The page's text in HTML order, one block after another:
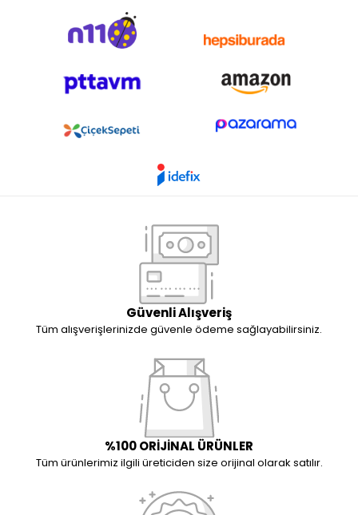
Güvenli Alışveriş
Tüm alışverişlerinizde güvenle ödeme sağlayabilirsiniz.
%100 ORİJİNAL ÜRÜNLER
Tüm ürünlerimiz ilgili üreticiden size orijinal olarak satılır.